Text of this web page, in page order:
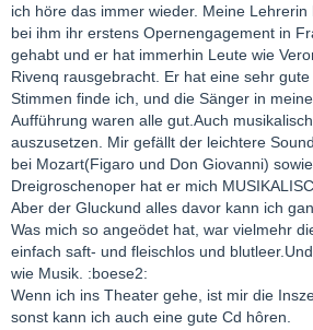
ich höre das immer wieder. Meine
bei ihm ihr erstens Opernengagement in
gehabt und er hat immerhin Leute wie
Rivenq rausgebracht. Er hat eine sehr
Stimmen finde ich, und die Sänger in
Aufführung waren alle gut.Auch
auszusetzen. Mir gefällt der leichtere
bei Mozart(Figaro und Don Giovanni)
Dreigroschenoper hat er mich
Aber der Gluckund alles davor kann ich
Was mich so angeödet hat, war vielmehr
einfach saft- und fleischlos und
wie Musik. :boese2:
Wenn ich ins Theater gehe, ist mir die
sonst kann ich auch eine gute Cd hôren.